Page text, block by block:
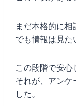
まだ本格的に相
でも情報は見た
この段階で安心
それが、アンケ
した。